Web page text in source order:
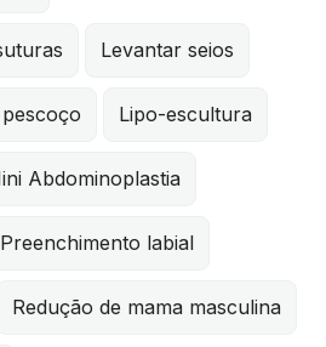
Levantar seios
Lipo-escultura
Abdominoplastia
Preenchimento labial
Redução de mama masculina